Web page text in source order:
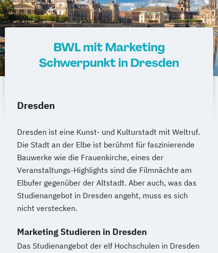
BWL mit Marketing
Schwerpunkt in Dresden
Dresden
Dresden ist eine Kunst- und Kulturstadt mit Weltruf.
Die Stadt an der Elbe ist berühmt für faszinierende
Bauwerke wie die Frauenkirche, eines der
Veranstaltungs-Highlights sind die Filmnächte am
Elbufer gegenüber der Altstadt. Aber auch, was das
Studienangebot in Dresden angeht, muss es sich
nicht verstecken.
Marketing Studieren in Dresden
Das Studienangebot der elf Hochschulen in Dresden